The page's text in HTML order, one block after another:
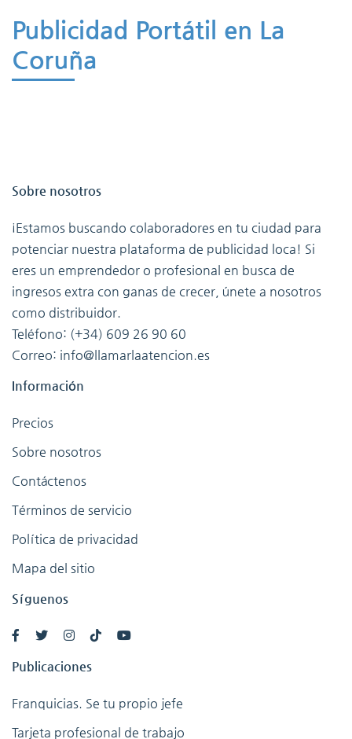
Publicidad Portátil en La
Coruña
Sobre nosotros
¡Estamos buscando colaboradores en tu ciudad para
potenciar nuestra plataforma de publicidad loca! Si
eres un emprendedor o profesional en busca de
ingresos extra con ganas de crecer, únete a nosotros
como distribuidor.
Teléfono: (+34) 609 26 90 60
Correo: info@llamarlaatencion.es
Información
Precios
Sobre nosotros
Contáctenos
Términos de servicio
Política de privacidad
Mapa del sitio
Síguenos
Publicaciones
Franquicias. Se tu propio jefe
Tarjeta profesional de trabajo